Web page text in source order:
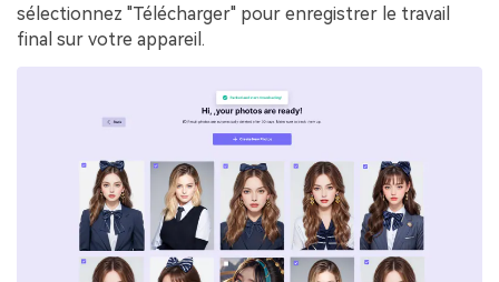
sélectionnez "Télécharger" pour enregistrer le travail
final sur votre appareil.